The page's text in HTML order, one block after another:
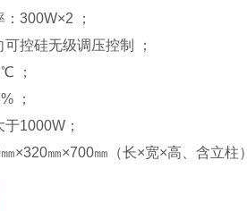
300W×2 ；
控硅无级调压控制 ；
；
；
1000W；
×320㎜×700㎜（长×宽×高、含立柱）